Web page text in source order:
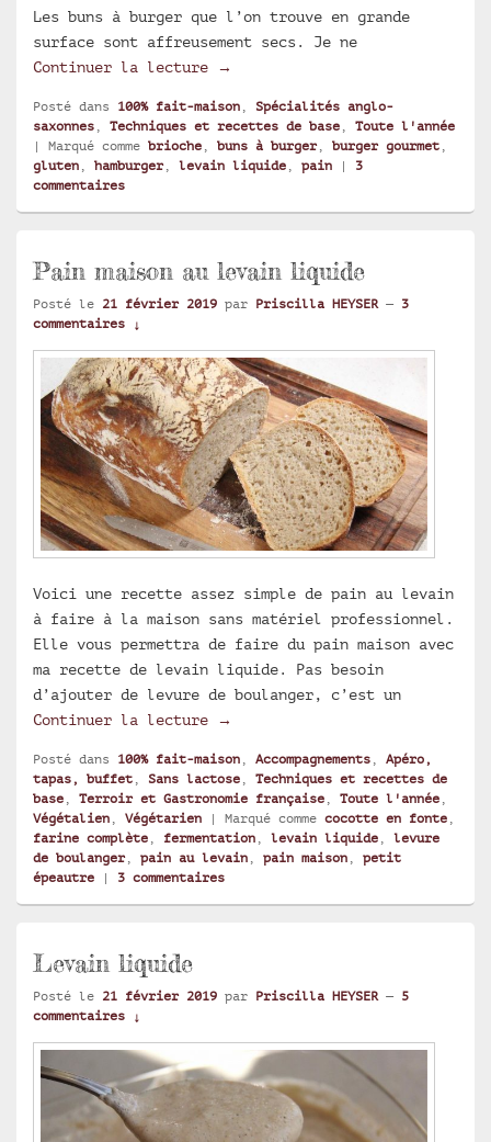
Les buns à burger que l’on trouve en grande
surface sont affreusement secs. Je ne
Continuer la lecture
Pain maison : buns à burger
→
Posté dans 100% fait-maison , Spécialités anglo-
saxonnes , Techniques et recettes de base , Toute l'année
| Marqué comme brioche , buns à burger, burger gourmet ,
gluten , hamburger, levain liquide , pain | 3
commentaires
Pain maison au levain liquide
Posté le 21 février 2019 par Priscilla HEYSER — 3
commentaires ↓
Voici une recette assez simple de pain au levain
à faire à la maison sans matériel professionnel.
Elle vous permettra de faire du pain maison avec
ma recette de levain liquide. Pas besoin
d’ajouter de levure de boulanger, c’est un
Continuer la lecture
Pain maison au levain liquide
→
Posté dans 100% fait-maison , Accompagnements , Apéro,
tapas, buffet , Sans lactose , Techniques et recettes de
base , Terroir et Gastronomie française , Toute l'année ,
Végétalien , Végétarien | Marqué comme cocotte en fonte ,
farine complète , fermentation , levain liquide , levure
de boulanger, pain au levain , pain maison , petit
épeautre
| 3 commentaires
Levain liquide
Posté le 21 février 2019 par Priscilla HEYSER — 5
commentaires ↓